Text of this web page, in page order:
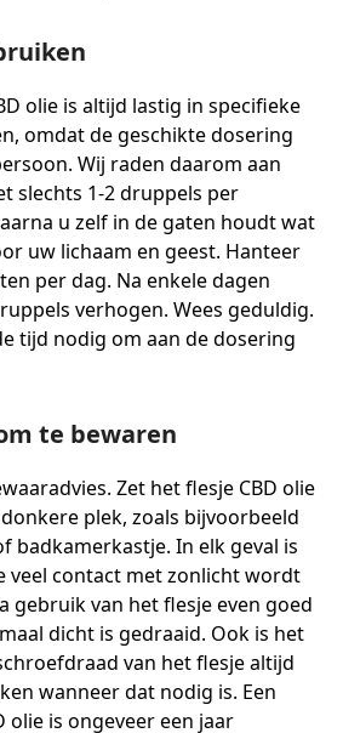
olie is altijd lastig in specifieke
omdat de geschikte dosering
Wij raden daarom aan
slechts 1-2 druppels per
u zelf in de gaten houdt wat
uw lichaam en geest. Hanteer
per dag. Na enkele dagen
verhogen. Wees geduldig.
tijd nodig om aan de dosering
te bewaren
Zet het flesje CBD olie
plek, zoals bijvoorbeeld
badkamerkastje. In elk geval is
veel contact met zonlicht wordt
gebruik van het flesje even goed
dicht is gedraaid. Ook is het
van het flesje altijd
wanneer dat nodig is. Een
olie is ongeveer een jaar